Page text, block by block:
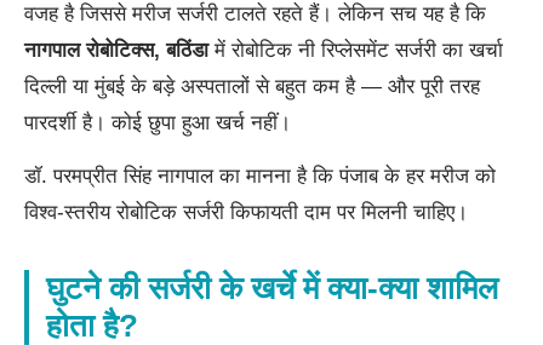
वजह है जिससे मरीज सर्जरी टालते रहते हैं। लेकिन सच यह है कि
नागपाल रोबोटिक्स, बठिंडामें रोबोटिक नी रिप्लेसमेंट सर्जरी का खर्चा
दिल्ली या मुंबई के बड़े अस्पतालों से बहुत कम है — और पूरी तरह
पारदर्शी है। कोई छुपा हुआ खर्च नहीं।
डॉ. परमप्रीत सिंह नागपाल का मानना है कि पंजाब के हर मरीज को
विश्व-स्तरीय रोबोटिक सर्जरी किफायती दाम पर मिलनी चाहिए।
घुटने की सर्जरी के खर्चे में क्या-क्या शामिल
होता है?